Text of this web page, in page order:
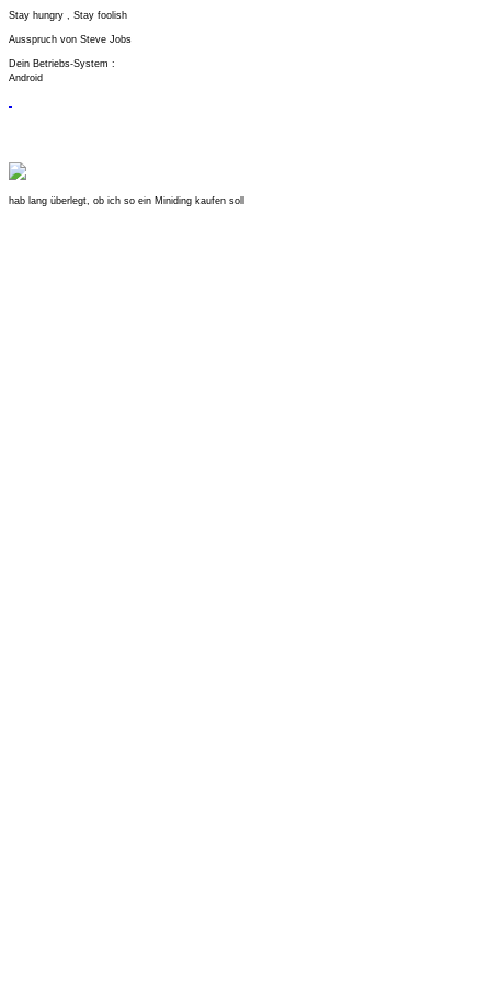
Stay hungry , Stay foolish
Ausspruch von Steve Jobs
Dein Betriebs-System :
Android
hab lang überlegt, ob ich so ein Miniding kaufen soll